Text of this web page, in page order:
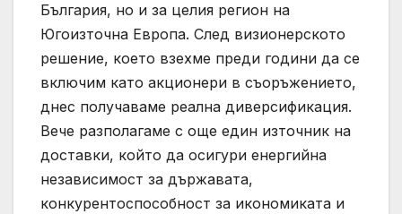
България, но и за целия регион на
Югоизточна Европа. След визионерското
решение, което взехме преди години да се
включим като акционери в съоръжението,
днес получаваме реална диверсификация.
Вече разполагаме с още един източник на
доставки, който да осигури енергийна
независимост за държавата,
конкурентоспособност за икономиката и